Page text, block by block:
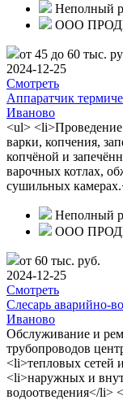
Неполный
ООО
от 45 до 60 тыс.
2024-12-25
Смотреть
Аппаратчик
Иваново
<ul> <li>Проведение
варки, копчения,
копчёной и
варочных котлах,
сушильных
Неполный
ООО
от 60 тыс. руб.
2024-12-25
Смотреть
Слесарь аварийно-
Иваново
Обслуживание и
трубопроводов
<li>тепловых сетей
<li>наружных и
водоотведения</li>